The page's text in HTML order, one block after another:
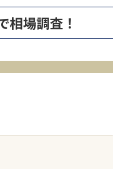
相場調査！